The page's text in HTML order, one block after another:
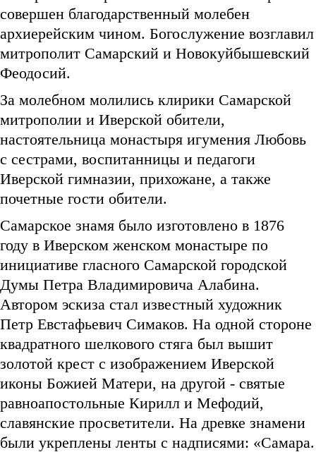
совершен благодарственный молебен
архиерейским чином. Богослужение возглавил
митрополит Самарский и Новокуйбышевский
Феодосий.
За молебном молились клирики Самарской
митрополии и Иверской обители,
настоятельница монастыря игумения Любовь
с сестрами, воспитанницы и педагоги
Иверской гимназии, прихожане, а также
почетные гости обители.
Самарское знамя было изготовлено в 1876
году в Иверском женском монастыре по
инициативе гласного Самарской городской
Думы Петра Владимировича Алабина.
Автором эскиза стал известный художник
Петр Евстафьевич Симаков. На одной стороне
квадратного шелкового стяга был вышит
золотой крест с изображением Иверской
иконы Божией Матери, на другой - святые
равноапостольные Кирилл и Мефодий,
славянские просветители. На древке знамени
были укреплены ленты с надписями: «Самара.